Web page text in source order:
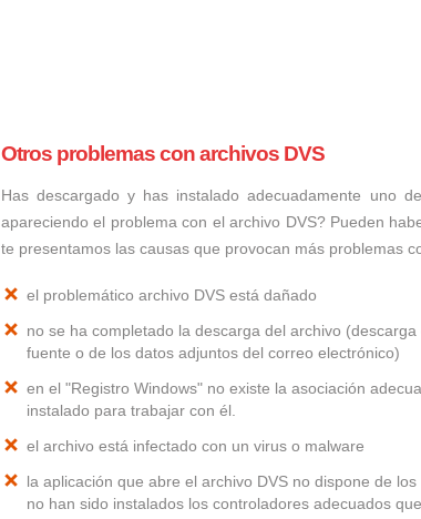
Otros problemas con archivos DVS
Has descargado y has instalado adecuadamente uno
apareciendo el problema con el archivo DVS? Pueden
te presentamos las causas que provocan más problemas
el problemático archivo DVS está dañado
no se ha completado la descarga del archivo
fuente o de los datos adjuntos del correo electrónico)
en el "Registro Windows" no existe la asociación
instalado para trabajar con él.
el archivo está infectado con un virus o malware
la aplicación que abre el archivo DVS no dispone de
no han sido instalados los controladores adecuados